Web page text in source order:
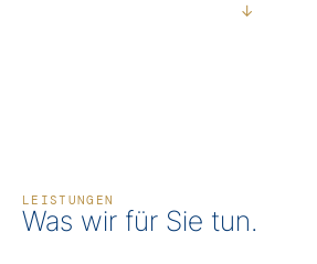
↓
LEISTUNGEN
Was wir für Sie tun.